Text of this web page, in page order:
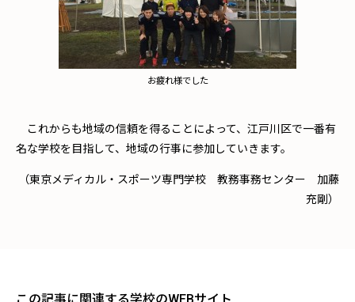
お疲れ様でした
これからも地域の信頼を得ることによって、江戸川区で一番有
名な学校を目指して、地域の行事に参加していきます。
（東京メディカル・スポーツ専門学校 教務事務センター 加藤
充剛）